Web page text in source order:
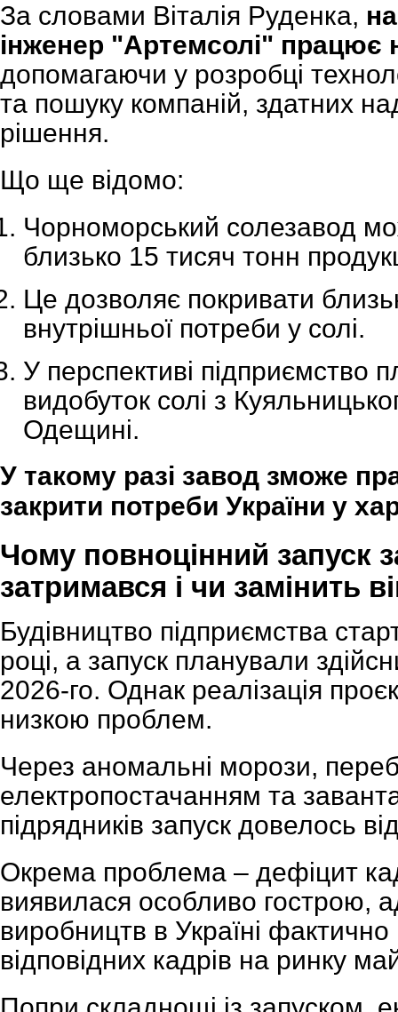
За словами Віталія Руденка,
інженер "Артемсолі" працює
допомагаючи у розробці
та пошуку компаній, здатних
рішення.
Що ще відомо:
Чорноморський солезавод
близько 15 тисяч тонн
Це дозволяє покривати
внутрішньої потреби у солі.
У перспективі підприємство
видобуток солі з
Одещині.
У такому разі завод зможе
закрити потреби України у
Чому повноцінний запуск
затримався і чи замінить
Будівництво підприємства
році, а запуск планували
2026-го. Однак реалізація
низкою проблем.
Через аномальні морози,
електропостачанням та
підрядників запуск довелось
Окрема проблема – дефіцит
виявилася особливо гострою,
виробництв в Україні
відповідних кадрів на ринку